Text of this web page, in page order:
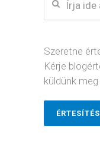
Szeretne
Kérje
küldünk meg